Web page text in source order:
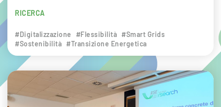
RICERCA
#Digitalizzazione #Flessibilità #Smart Grids
#Sostenibilità #Transizione Energetica